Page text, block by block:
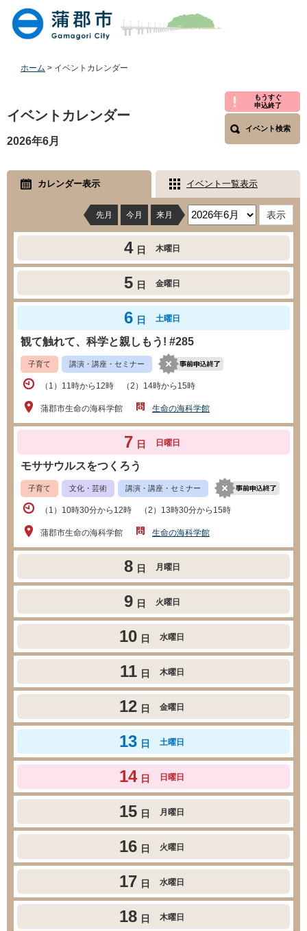
本
ホーム > イベントカレンダー
文
イベントカレンダー
もうすぐ
申込終了
イベント検索
2026年6月
カレンダー表示 イベント一覧表示
先月 今月 来月
4 日 木曜日
5 日 金曜日
6 日 土曜日
観て触れて、科学と親しもう! #285
子育て 講演・講座・セミナー
（1）11時から12時 （2）14時から15時
蒲郡市生命の海科学館 生命の海科学館
7 日 日曜日
モササウルスをつくろう
子育て 文化・芸術 講演・講座・セミナー
（1）10時30分から12時 （2）13時30分から15時
蒲郡市生命の海科学館 生命の海科学館
8 日 月曜日
9 日 火曜日
10 日 水曜日
11 日 木曜日
12 日 金曜日
13 日 土曜日
14 日 日曜日
15 日 月曜日
16 日 火曜日
17 日 水曜日
18 日 木曜日